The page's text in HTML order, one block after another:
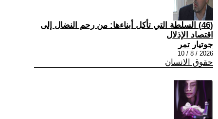
(46) السلطة التي تأكل أبناءها: من رحم النضال إلى
اقتصاد الإذلال
جوتيار تمر
2026 / 8 / 10
حقوق الانسان